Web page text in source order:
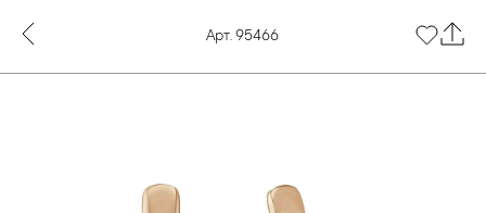
Арт. 95466